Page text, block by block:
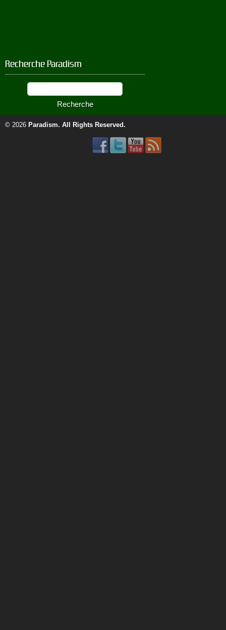
Recherche Paradism
© 2026 Paradism. All Rights Reserved.